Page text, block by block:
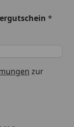
*
zur